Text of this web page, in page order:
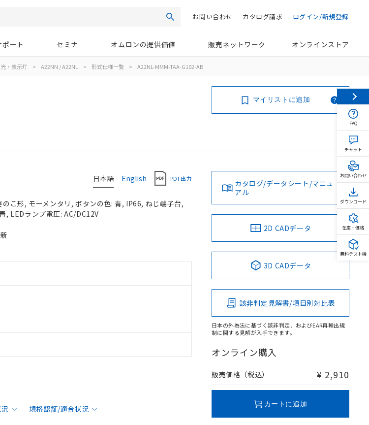
検索 ログイン/新規登録
カタログ請求
お問い合わせ
ポート セミナ オムロンの提供価値 販売ネットワーク オンラインストア
・表示灯 > A22NN / A22NL > 形式仕様一覧 > A22NL-MMM-TAA-G102-AB
マイリストに追加
日本語 English PDF出力
こ形, モーメンタリ, ボタンの色: 青, IP66, ねじ端子台,
, LEDランプ電圧: AC/DC12V
規格認証/適合状況
カタログ/データシート/マニュ
アル
2D CADデータ
3D CADデータ
該非判定見解書/項目別対比表
日本の外為法に基づく該非判定、およびEAR再輸出規
制に関する見解が入手できます。
オンライン購入
販売価格（税込） ¥ 2,910
カートに追加
FAQ
チャット
お問い合わせ
ダウンロード
在庫・価格
無料テスト機